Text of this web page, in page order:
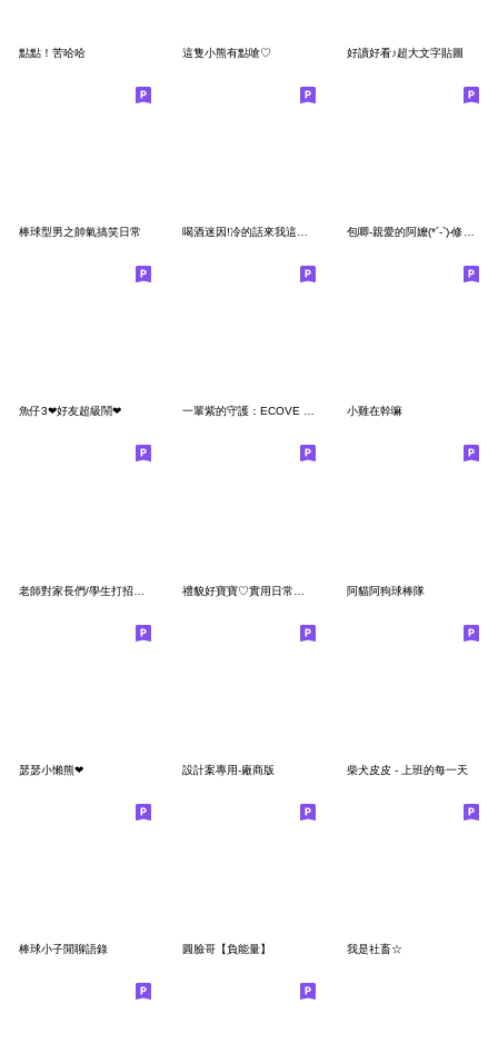
點點！苦哈哈 這隻小熊有點嗆♡ 好讀好看♪超大文字貼圖
棒球型男之帥氣搞笑日常
魚仔3❤好友超級鬧❤ 一輩紫的守護：ECOVE 崑鼎 X 紫斑蝶 小雞在幹嘛
阿貓阿狗球棒隊
瑟瑟小懶熊❤︎ 設計案專用-廠商版 柴犬皮皮 - 上班的每一天
棒球小子閒聊語錄 圓臉哥【負能量】 我是社畜☆